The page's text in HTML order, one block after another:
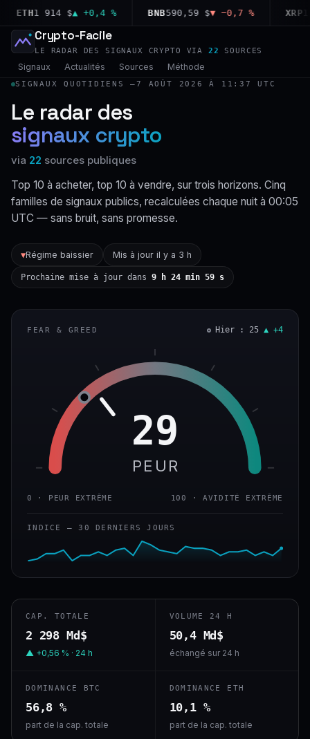
ETH1 914 $▲ +0,4 % BNB590,59 $▼ −0,7 % XRP
Crypto-Facile
LE RADAR DES SIGNAUX CRYPTO VIA 22 SOURCES
Signaux Actualités Sources Méthode
SIGNAUX QUOTIDIENS —7 AOÛT 2026 À 11:37 UTC
Le radar des
signaux crypto
via 22 sources publiques
Top 10 à acheter, top 10 à vendre, sur trois horizons. Cinq
familles de signaux publics, recalculées chaque nuit à 00:05
UTC — sans bruit, sans promesse.
▼Régime baissier Mis à jour il y a 3 h
Prochaine mise à jour dans 9 h 24 min 58 s
FEAR & GREED Hier : 25 ▲ +4
29
PEUR
0 · PEUR EXTRÊME 100 · AVIDITÉ EXTRÊME
INDICE — 30 DERNIERS JOURS
CAP. TOTALE
2 298 Md$
▲ +0,56 % · 24 h
VOLUME 24 H
50,4 Md$
échangé sur 24 h
DOMINANCE BTC
56,8 %
part de la cap. totale
DOMINANCE ETH
10,1 %
part de la cap. totale